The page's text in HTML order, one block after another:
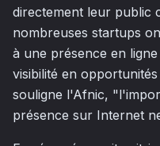
directement leur public
nombreuses startups
à une présence en
visibilité en
souligne l'Afnic,
présence sur Internet